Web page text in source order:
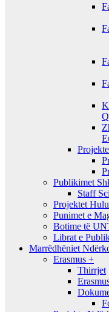
Projekte
Publikimet
Staff
Projektet
Punimet e
Botime të
Librat e
Marrëdhëniet
Erasmus +
Thirrjet